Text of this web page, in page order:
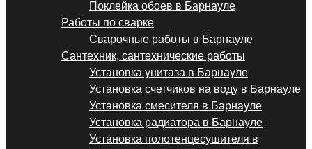
Поклейка обоев в Барнауле
Работы по сварке
Сварочные работы в Барнауле
Сантехник, сантехнические работы
Установка унитаза в Барнауле
Установка счетчиков на воду в Барнауле
Установка смесителя в Барнауле
Установка радиатора в Барнауле
Установка полотенцесушителя в